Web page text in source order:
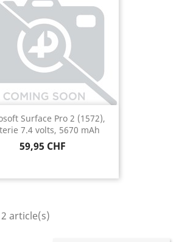
Surface Pro 2 (1572),
7.4 volts, 5670 mAh
Prix
59,95 CHF
article(s)